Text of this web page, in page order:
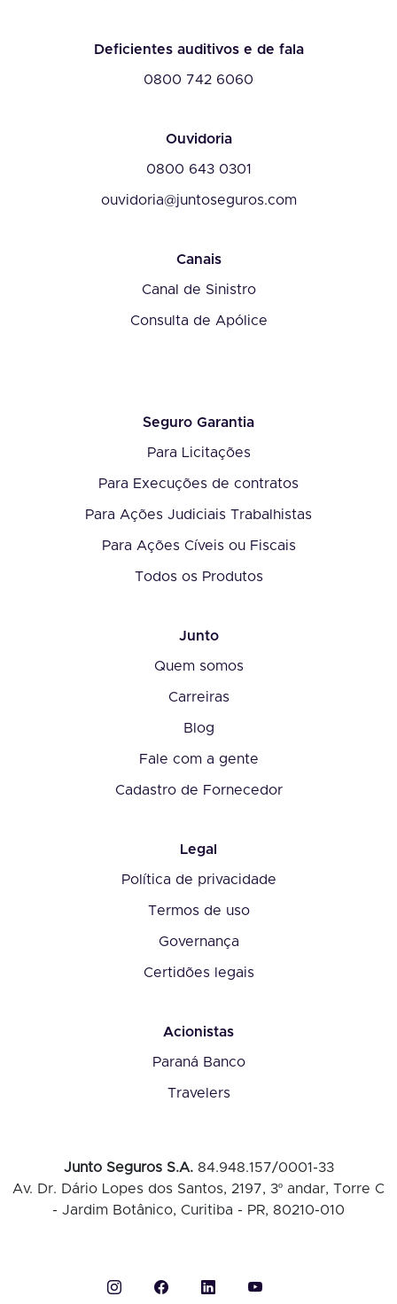
Deficientes auditivos e de fala
0800 742 6060
Ouvidoria
0800 643 0301
ouvidoria@juntoseguros.com
Canais
Canal de Sinistro
Consulta de Apólice
Seguro Garantia
Para Licitações
Para Execuções de contratos
Para Ações Judiciais Trabalhistas
Para Ações Cíveis ou Fiscais
Todos os Produtos
Junto
Quem somos
Carreiras
Blog
Fale com a gente
Cadastro de Fornecedor
Legal
Política de privacidade
Termos de uso
Governança
Certidões legais
Acionistas
Paraná Banco
Travelers
Junto Seguros S.A. 84.948.157/0001-33
Av. Dr. Dário Lopes dos Santos, 2197, 3º andar, Torre C
- Jardim Botânico, Curitiba - PR, 80210-010